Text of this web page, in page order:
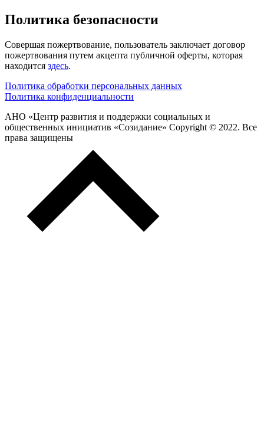
Политика безопасности
Совершая пожертвование, пользователь заключает договор
пожертвования путем акцепта публичной оферты, которая
находится здесь.
Политика обработки персональных данных
Политика конфиденциальности
АНО «Центр развития и поддержки социальных и
общественных инициатив «Созидание» Copyright © 2022. Все
права защищены